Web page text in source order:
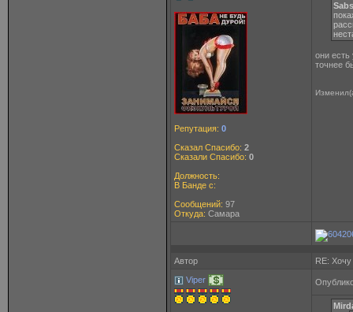
Репутация: 0
Сказал Спасибо: 2
Сказали Спасибо: 0
Должность:
В Банде с:
Сообщений: 97
Откуда: Самара
они
точнее
Автор
RE: Хочу
Viper